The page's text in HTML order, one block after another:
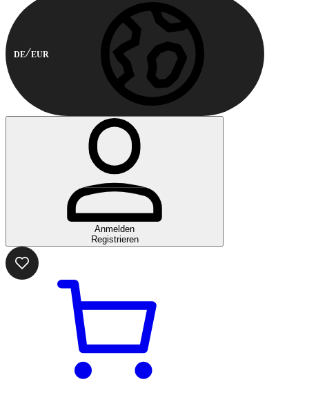
DE EUR
Anmelden
Registrieren